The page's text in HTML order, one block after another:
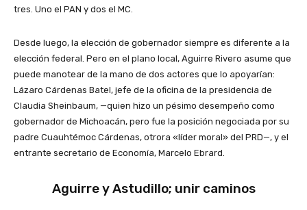
tres. Uno el PAN y dos el MC.
Desde luego, la elección de gobernador siempre es diferente a la
elección federal. Pero en el plano local, Aguirre Rivero asume que
puede manotear de la mano de dos actores que lo apoyarían:
Lázaro Cárdenas Batel, jefe de la oficina de la presidencia de
Claudia Sheinbaum, —quien hizo un pésimo desempeño como
gobernador de Michoacán, pero fue la posición negociada por su
padre Cuauhtémoc Cárdenas, otrora «líder moral» del PRD—, y el
entrante secretario de Economía, Marcelo Ebrard.
Aguirre y Astudillo; unir caminos